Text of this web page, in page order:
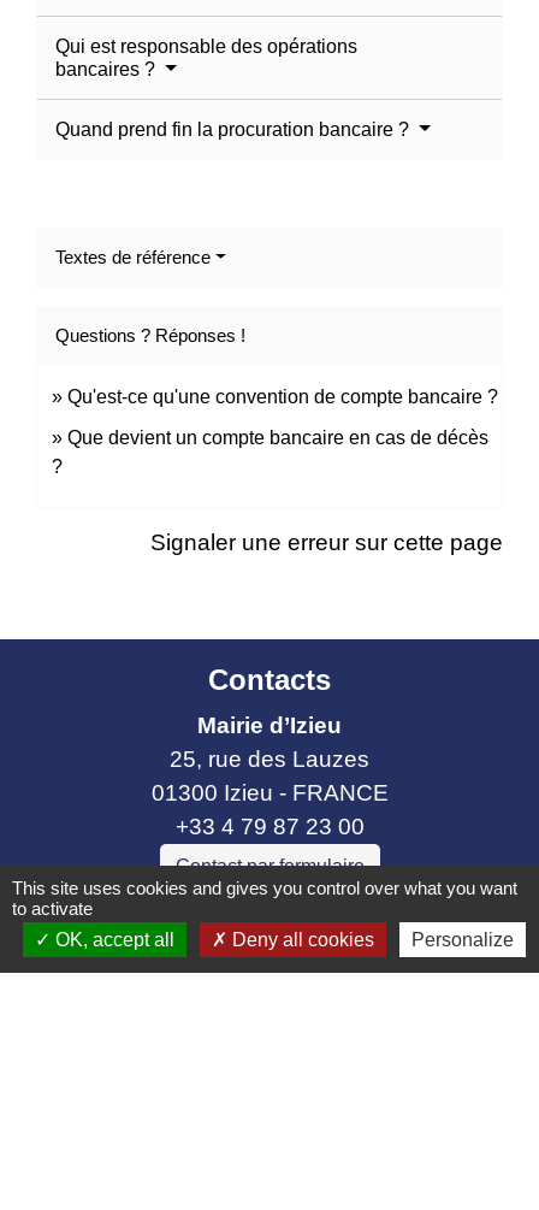
Qui est responsable des opérations
bancaires ?
Quand prend fin la procuration bancaire ?
Textes de référence
Questions ? Réponses !
Qu'est-ce qu'une convention de compte bancaire ?
Que devient un compte bancaire en cas de décès
?
Signaler une erreur sur cette page
Contacts
Mairie d’Izieu
25, rue des Lauzes
01300 Izieu - FRANCE
+33 4 79 87 23 00
Contact par formulaire
Liens collectivités
This site uses cookies and gives you control over what you want
to activate
OK, accept all
Deny all cookies Personalize